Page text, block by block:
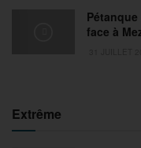
face à
Extrême